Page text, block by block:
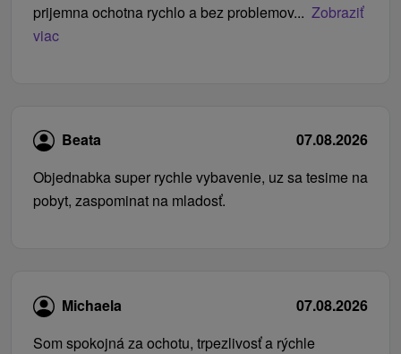
prijemna ochotna rychlo a bez problemov... Zobraziť
viac
Beata
07.08.2026
Objednabka super rychle vybavenie, uz sa tesime na
pobyt, zaspominat na mladosť.
Michaela
07.08.2026
Som spokojná za ochotu, trpezlivosť a rýchle